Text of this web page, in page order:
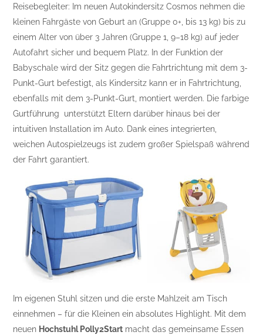
Reisebegleiter: Im neuen Autokindersitz Cosmos nehmen die
kleinen Fahrgäste von Geburt an (Gruppe 0+, bis 13 kg) bis zu
einem Alter von über 3 Jahren (Gruppe 1, 9–18 kg) auf jeder
Autofahrt sicher und bequem Platz. In der Funktion der
Babyschale wird der Sitz gegen die Fahrtrichtung mit dem 3-
Punkt-Gurt befestigt, als Kindersitz kann er in Fahrtrichtung,
ebenfalls mit dem 3-Punkt-Gurt, montiert werden. Die farbige
Gurtführung unterstützt Eltern darüber hinaus bei der
intuitiven Installation im Auto. Dank eines integrierten,
weichen Autospielzeugs ist zudem großer Spielspaß während
der Fahrt garantiert.
Im eigenen Stuhl sitzen und die erste Mahlzeit am Tisch
einnehmen – für die Kleinen ein absolutes Highlight. Mit dem
neuen Hochstuhl Polly2Start macht das gemeinsame Essen